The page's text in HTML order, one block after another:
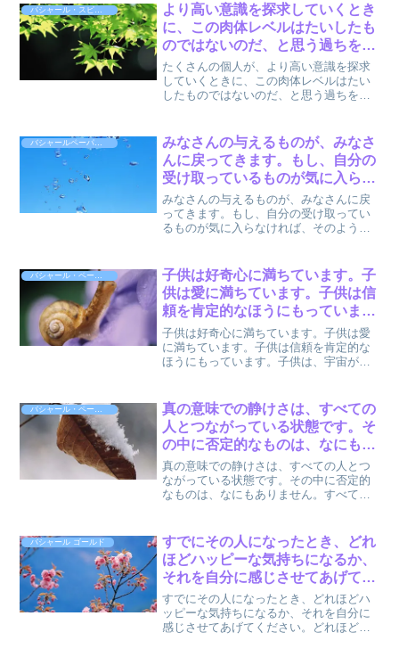
より高い意識を探求していくとき
に、この肉体レベルはたいしたも
のではないのだ、と思う過ちをよ
く犯します。モノを否定したり、
捨てたりすることで、進化できる
わけではなく、統合することによ
シャール
たくさんの個人が、より高い意識を探求
していくときに、この肉体レベルはたい
したものではないのだ、と思う過ちをよ
がいらなくなるときがきますが、だから
といって、今この肉体から...
バシャールペーパーバック６
みなさんの与えるものが、みなさ
んに戻ってきます。もし、自分の
受け取っているものが気に入らな
ければ、そのような反映が自分に
戻ってくるには、自分はどんなこ
とを信じていなければならない
ール
みなさんの与えるものが、みなさんに戻
ってきます。もし、自分の受け取ってい
るものが気に入らなければ、そのような
か、学んでください。以上、ダリル アン
カ (著), 関野 直行...
バシャール・ペーパーバック4
子供は好奇心に満ちています。子
供は愛に満ちています。子供は信
頼を肯定的なほうにもっていま
す。子供は、宇宙が美しく、驚き
に満ちていることを知っていま
す。 by バシャール
子供は好奇心に満ちています。子供は愛
に満ちています。子供は信頼を肯定的な
ほうにもっています。子供は、宇宙が美
ンカ (著), 関野直行 (翻訳) 『バシャー
ル・ペ...
真の意味での静けさは、すべての
人とつながっている状態です。そ
の中に否定的なものは、なにもあ
りません。すべてのものは、無条
件の愛に値するものであり、平等
です。 by バシャール
真の意味での静けさは、すべての人とつ
ながっている状態です。その中に否定的
なものは、なにもありません。すべての
リル・アンカ (著), 関野直行 (翻訳) 『バ
シャー...
バシャール ゴールド
すでにその人になったとき、どれ
ほどハッピーな気持ちになるか、
それを自分に感じさせてあげてく
ださい。どれほど自由さを感じら
れるか、感じさせてあげてくださ
い。 : バシャール ゴールドより
すでにその人になったとき、どれほどハ
ッピーな気持ちになるか、それを自分に
感じさせてあげてください。どれほど自